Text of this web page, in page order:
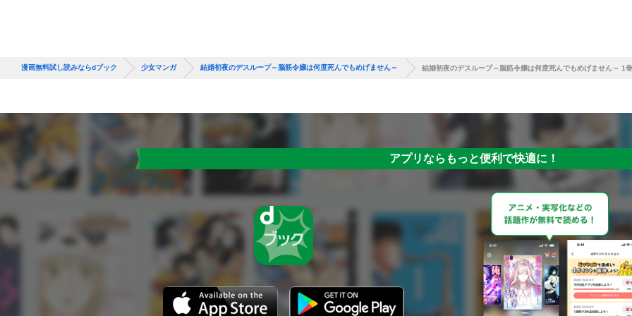
漫画無料試し読みならdブック 少女マンガ 結婚初夜のデスループ～脳筋令嬢は何度死んでもめげません～ 結婚初夜のデスループ～脳筋令嬢は何度死んでもめげません～ 1巻
アプリならもっと便利で快適に！